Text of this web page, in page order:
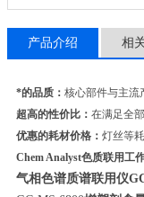
产品介绍 相
*的品质： 核心部件与主流
超高的性价比： 在满足全
优惠的耗材价格： 灯丝等
Chem Analyst色质联用工
气相色谱质谱联用仪